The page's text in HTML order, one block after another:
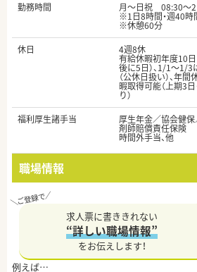
勤務時間
月～日祝 08:30～
※1日8時間・週40時
※休憩60分
休日
4週8休
有給休暇初年度10日
後に5日）、1/1～1/
（公休日扱い）、年
暇取得可能（上期3
り）
福利厚生諸手当
厚生年金／協会健
剤師賠償責任保険
時間外手当、他
職場情報
求人票に書ききれない
“詳しい職場情報”
をお伝えします！